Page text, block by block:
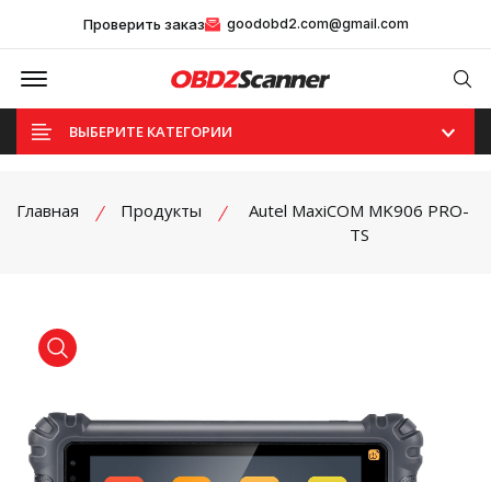
Проверить заказ goodobd2.com@gmail.com
Offcanvas Menu Open
ВЫБЕРИТЕ КАТЕГОРИИ
Главная Продукты
Autel MaxiCOM MK906 PRO-
TS
product view